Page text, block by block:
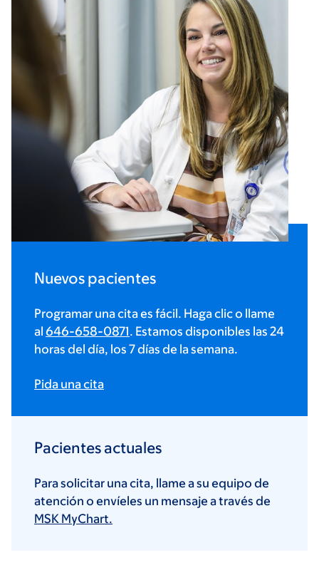
Nuevos pacientes
Programar una cita es fácil. Haga clic o llame
al 646-658-0871. Estamos disponibles las 24
horas del día, los 7 días de la semana.
Pida una cita
Pacientes actuales
Para solicitar una cita, llame a su equipo de
atención o envíeles un mensaje a través de
MSK MyChart.